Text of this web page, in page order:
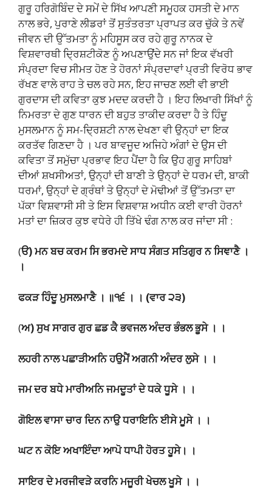
ਗੁਰੂ ਹਰਿਗੋਬਿੰਦ ਦੇ ਸਮੇਂ ਦੇ ਸਿੱਖ ਆਪਣੀ ਸਮੂਹਕ ਹਸਤੀ ਦੇ ਮਾਨ
ਨਾਲ ਭਰੇ, ਪੁਰਾਣੇ ਲੀਡਰਾਂ ਤੋਂ ਸੁਤੰਤਰਤਾ ਪ੍ਰਾਪਤ ਕਰ ਚੁੱਕੇ ਤੇ ਨਵੇਂ
ਜੀਵਨ ਦੀ ਉੱਤਮਤਾ ਨੂੰ ਮਹਿਸੂਸ ਕਰ ਰਹੇ ਗੁਰੂ ਨਾਨਕ ਦੇ
ਵਿਸ਼ਵਾਰਥੀ ਦ੍ਰਿਸ਼ਟੀਕੋਣ ਨੂੰ ਅਪਣਾਉਂਦੇ ਸਨ ਜਾਂ ਇਕ ਵੱਖਰੀ
ਸੰਪ੍ਰਦਾ ਵਿਚ ਸੀਮਤ ਹੋਣ ਤੇ ਹੋਰਨਾਂ ਸੰਪ੍ਰਦਾਵਾਂ ਪ੍ਰਤੀ ਵਿਰੋਧ ਭਾਵ
ਰੱਖਣ ਵਾਲੇ ਰਾਹ ਤੇ ਚਲ ਰਹੇ ਸਨ, ਇਹ ਜਾਚਣ ਲਈ ਵੀ ਭਾਈ
ਗੁਰਦਾਸ ਦੀ ਕਵਿਤਾ ਕੁਝ ਮਦਦ ਕਰਦੀ ਹੈ । ਇਹ ਲਿਖਾਰੀ ਸਿੱਖਾਂ ਨੂੰ
ਨਿਮਰਤਾ ਦੇ ਗੁਣ ਧਾਰਨ ਦੀ ਬਹੁਤ ਤਾਕੀਦ ਕਰਦਾ ਹੈ ਤੇ ਹਿੰਦੂ
ਮੁਸਲਮਾਨ ਨੂੰ ਸਮ-ਦ੍ਰਿਸ਼ਟੀ ਨਾਲ ਦੇਖਣਾ ਵੀ ਉਨ੍ਹਾਂ ਦਾ ਇਕ
ਕਰਤੱਵ ਗਿਣਦਾ ਹੈ । ਪਰ ਬਾਵਜੂਦ ਅਜਿਹੇ ਅੰਗਾਂ ਦੇ ਉਸ ਦੀ
ਕਵਿਤਾ ਤੋਂ ਸਮੁੱਚਾ ਪ੍ਰਭਾਵ ਇਹ ਪੈਂਦਾ ਹੈ ਕਿ ਉਹ ਗੁਰੂ ਸਾਹਿਬਾਂ
ਦੀਆਂ ਸ਼ਖਸੀਅਤਾਂ, ਉਨ੍ਹਾਂ ਦੀ ਬਾਣੀ ਤੇ ਉਨ੍ਹਾਂ ਦੇ ਧਰਮ ਦੀ, ਬਾਕੀ
ਧਰਮਾਂ, ਉਨ੍ਹਾਂ ਦੇ ਗ੍ਰੰਥਾਂ ਤੇ ਉਨ੍ਹਾਂ ਦੇ ਮੋਢੀਆਂ ਤੋਂ ਉੱਤਮਤਾ ਦਾ
ਪੱਕਾ ਵਿਸ਼ਵਾਸੀ ਸੀ ਤੇ ਇਸ ਵਿਸ਼ਵਾਸ਼ ਅਧੀਨ ਕਈ ਵਾਰੀ ਹੋਰਨਾਂ
ਮਤਾਂ ਦਾ ਜ਼ਿਕਰ ਕੁਝ ਵਧੇਰੇ ਹੀ ਤਿੱਖੇ ਢੰਗ ਨਾਲ ਕਰ ਜਾਂਦਾ ਸੀ :
(ੳ) ਮਨ ਬਚ ਕਰਮ ਸਿ ਭਰਮਦੇ ਸਾਧ ਸੰਗਤ ਸਤਿਗੁਰ ਨ ਸਿਞਾਣੈ ।
।
ਫਕੜ ਹਿੰਦੂ ਮੁਸਲਮਾਣੈ । ॥੧੬ । । (ਵਾਰ ੨੩)
(ਅ) ਸੁਖ ਸਾਗਰ ਗੁਰ ਛਡ ਕੈ ਭਵਜਲ ਅੰਦਰ ਭੰਭਲ ਭੂਸੇ । ।
ਲਹਰੀ ਨਾਲ ਪਛਾੜੀਅਨਿ ਹਉਮੈਂ ਅਗਨੀ ਅੰਦਰ ਲੁਸੇ । ।
ਜਮ ਦਰ ਬਧੇ ਮਾਰੀਅਨਿ ਜਮਦੂਤਾਂ ਦੇ ਧਕੇ ਧੂਸੇ । ।
ਗੋਇਲ ਵਾਸਾ ਚਾਰ ਦਿਨ ਨਾਉ ਧਰਾਇਨਿ ਈਸੇ ਮੂਸੇ । ।
ਘਟ ਨ ਕੋਇ ਅਖਾਇੰਦਾ ਆਪੋ ਧਾਪੀ ਹੋਰਤ ਹੂਸੇ। ।
ਸਾਇਰ ਦੇ ਮਰਜੀਵੜੇ ਕਰਨਿ ਮਜੂਰੀ ਖੇਚਲ ਖੂਸੇ । ।